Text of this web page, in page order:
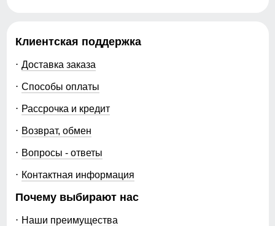
Клиентская поддержка
Доставка заказа
Способы оплаты
Рассрочка и кредит
Возврат, обмен
Вопросы - ответы
Контактная информация
Почему выбирают нас
Наши преимущества